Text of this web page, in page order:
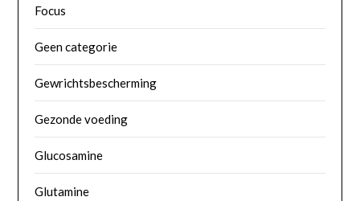
Focus
Geen categorie
Gewrichtsbescherming
Gezonde voeding
Glucosamine
Glutamine